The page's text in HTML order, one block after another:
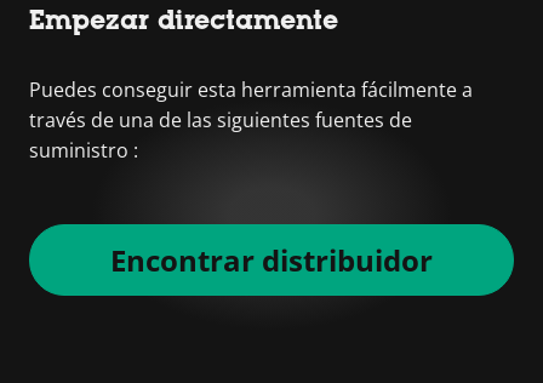
Empezar directamente
Puedes conseguir esta herramienta fácilmente a
través de una de las siguientes fuentes de
suministro :
Encontrar distribuidor